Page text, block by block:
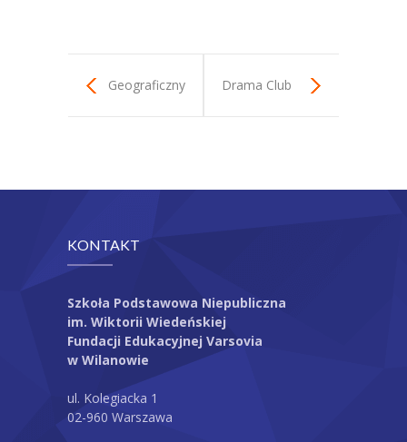
Geograficzny Drama Club
KONTAKT
Szkoła Podstawowa Niepubliczna
im. Wiktorii Wiedeńskiej
Fundacji Edukacyjnej Varsovia
w Wilanowie
ul. Kolegiacka 1
02-960 Warszawa